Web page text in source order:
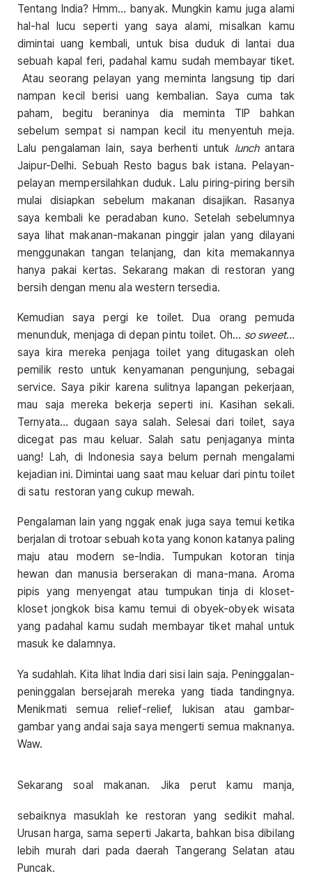
Tentang India? Hmm… banyak. Mungkin kamu juga alami
hal-hal lucu seperti yang saya alami, misalkan kamu
dimintai uang kembali, untuk bisa duduk di lantai dua
sebuah kapal feri, padahal kamu sudah membayar tiket.
Atau seorang pelayan yang meminta langsung tip dari
nampan kecil berisi uang kembalian. Saya cuma tak
paham, begitu beraninya dia meminta TIP bahkan
sebelum sempat si nampan kecil itu menyentuh meja.
Lalu pengalaman lain, saya berhenti untuk lunchantara
Jaipur-Delhi. Sebuah Resto bagus bak istana. Pelayan-
pelayan mempersilahkan duduk. Lalu piring-piring bersih
mulai disiapkan sebelum makanan disajikan. Rasanya
saya kembali ke peradaban kuno. Setelah sebelumnya
saya lihat makanan-makanan pinggir jalan yang dilayani
menggunakan tangan telanjang, dan kita memakannya
hanya pakai kertas. Sekarang makan di restoran yang
bersih dengan menu ala western tersedia.
Kemudian saya pergi ke toilet. Dua orang pemuda
menunduk, menjaga di depan pintu toilet. Oh… so sweet…
saya kira mereka penjaga toilet yang ditugaskan oleh
pemilik resto untuk kenyamanan pengunjung, sebagai
service. Saya pikir karena sulitnya lapangan pekerjaan,
mau saja mereka bekerja seperti ini. Kasihan sekali.
Ternyata… dugaan saya salah. Selesai dari toilet, saya
dicegat pas mau keluar. Salah satu penjaganya minta
uang! Lah, di Indonesia saya belum pernah mengalami
kejadian ini. Dimintai uang saat mau keluar dari pintu toilet
di satu restoran yang cukup mewah.
Pengalaman lain yang nggak enak juga saya temui ketika
berjalan di trotoar sebuah kota yang konon katanya paling
maju atau modern se-India. Tumpukan kotoran tinja
hewan dan manusia berserakan di mana-mana. Aroma
pipis yang menyengat atau tumpukan tinja di kloset-
kloset jongkok bisa kamu temui di obyek-obyek wisata
yang padahal kamu sudah membayar tiket mahal untuk
masuk ke dalamnya.
Ya sudahlah. Kita lihat India dari sisi lain saja. Peninggalan-
peninggalan bersejarah mereka yang tiada tandingnya.
Menikmati semua relief-relief, lukisan atau gambar-
gambar yang andai saja saya mengerti semua maknanya.
Waw.
Sekarang soal makanan. Jika perut kamu manja,
sebaiknya masuklah ke restoran yang sedikit mahal.
Urusan harga, sama seperti Jakarta, bahkan bisa dibilang
lebih murah dari pada daerah Tangerang Selatan atau
Puncak.